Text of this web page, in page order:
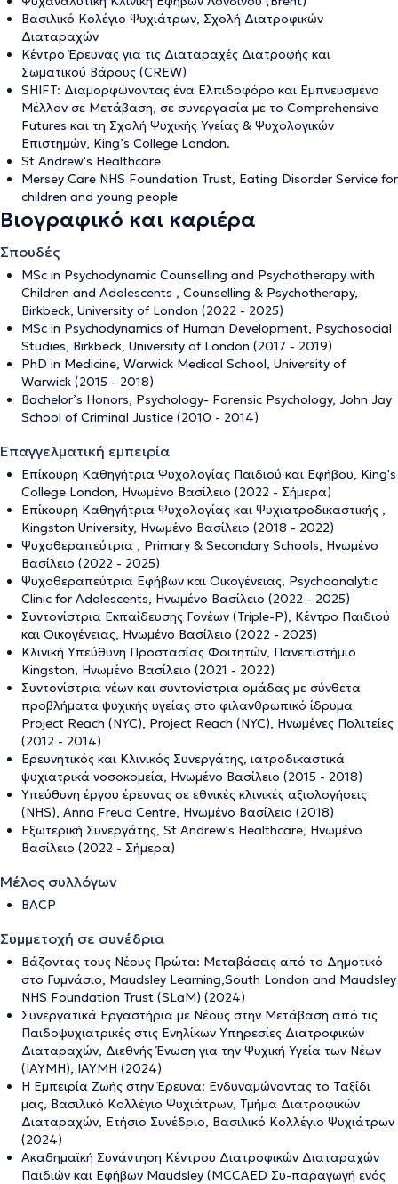
Βασιλικό Κολέγιο Ψυχιάτρων, Σχολή Διατροφικών
Διαταραχών
Κέντρο Έρευνας για τις Διαταραχές Διατροφής και
Σωματικού Βάρους (CREW)
SHIFT: Διαμορφώνοντας ένα Ελπιδοφόρο και Εμπνευσμένο
Μέλλον σε Μετάβαση, σε συνεργασία με το Comprehensive
Futures και τη Σχολή Ψυχικής Υγείας & Ψυχολογικών
Επιστημών, King’s College London.
St Andrew's Healthcare
Mersey Care NHS Foundation Trust, Eating Disorder Service for
children and young people
Βιογραφικό και καριέρα
Σπουδές
MSc in Psychodynamic Counselling and Psychotherapy with
Children and Adolescents , Counselling & Psychotherapy,
Birkbeck, University of London (2022 - 2025)
MSc in Psychodynamics of Human Development, Psychosocial
Studies, Birkbeck, University of London (2017 - 2019)
PhD in Medicine, Warwick Medical School, University of
Warwick (2015 - 2018)
Bachelor’s Honors, Psychology- Forensic Psychology, John Jay
School of Criminal Justice (2010 - 2014)
Επαγγελματική εμπειρία
Επίκουρη Καθηγήτρια Ψυχολογίας Παιδιού και Εφήβου, King's
College London, Ηνωμένο Βασίλειο (2022 - Σήμερα)
Επίκουρη Καθηγήτρια Ψυχολογίας και Ψυχιατροδικαστικής ,
Kingston University, Ηνωμένο Βασίλειο (2018 - 2022)
Ψυχοθεραπεύτρια , Primary & Secondary Schools, Ηνωμένο
Βασίλειο (2022 - 2025)
Ψυχοθεραπεύτρια Εφήβων και Οικογένειας, Psychoanalytic
Clinic for Adolescents, Ηνωμένο Βασίλειο (2022 - 2025)
Συντονίστρια Εκπαίδευσης Γονέων (Triple-P), Κέντρο Παιδιού
και Οικογένειας, Ηνωμένο Βασίλειο (2022 - 2023)
Κλινική Υπεύθυνη Προστασίας Φοιτητών, Πανεπιστήμιο
Kingston, Ηνωμένο Βασίλειο (2021 - 2022)
Συντονίστρια νέων και συντονίστρια ομάδας με σύνθετα
προβλήματα ψυχικής υγείας στο φιλανθρωπικό ίδρυμα
Project Reach (NYC), Project Reach (NYC), Ηνωμένες Πολιτείες
(2012 - 2014)
Ερευνητικός και Κλινικός Συνεργάτης, ιατροδικαστικά
ψυχιατρικά νοσοκομεία, Ηνωμένο Βασίλειο (2015 - 2018)
Υπεύθυνη έργου έρευνας σε εθνικές κλινικές αξιολογήσεις
(NHS), Anna Freud Centre, Ηνωμένο Βασίλειο (2018)
Εξωτερική Συνεργάτης, St Andrew's Healthcare, Ηνωμένο
Βασίλειο (2022 - Σήμερα)
Μέλος συλλόγων
BACP
Συμμετοχή σε συνέδρια
Βάζοντας τους Νέους Πρώτα: Μεταβάσεις από το Δημοτικό
στο Γυμνάσιο, Maudsley Learning,South London and Maudsley
NHS Foundation Trust (SLaM) (2024)
Συνεργατικά Εργαστήρια με Νέους στην Μετάβαση από τις
Παιδοψυχιατρικές στις Ενηλίκων Υπηρεσίες Διατροφικών
Διαταραχών, Διεθνής Ένωση για την Ψυχική Υγεία των Νέων
(IAYMH), IAYMH (2024)
Η Εμπειρία Ζωής στην Έρευνα: Ενδυναμώνοντας το Ταξίδι
μας, Βασιλικό Κολλέγιο Ψυχιάτρων, Τμήμα Διατροφικών
Διαταραχών, Ετήσιο Συνέδριο, Βασιλικό Κολλέγιο Ψυχιάτρων
(2024)
Ακαδημαϊκή Συνάντηση Κέντρου Διατροφικών Διαταραχών
Παιδιών και Εφήβων Maudsley (MCCAED Συ-παραγωγή ενός